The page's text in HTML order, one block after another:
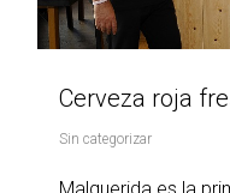
Cerveza roja
Sin categorizar